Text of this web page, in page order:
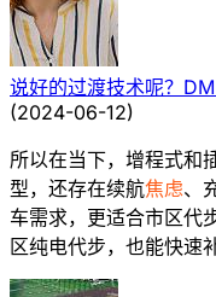
说好的过渡技术呢？
(2024-06-12)
所以在当下，增程式和
型，还存在续航焦虑、
车需求，更适合市区代
区纯电代步，也能快速